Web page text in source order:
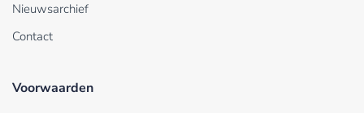
Nieuwsarchief
Contact
Voorwaarden